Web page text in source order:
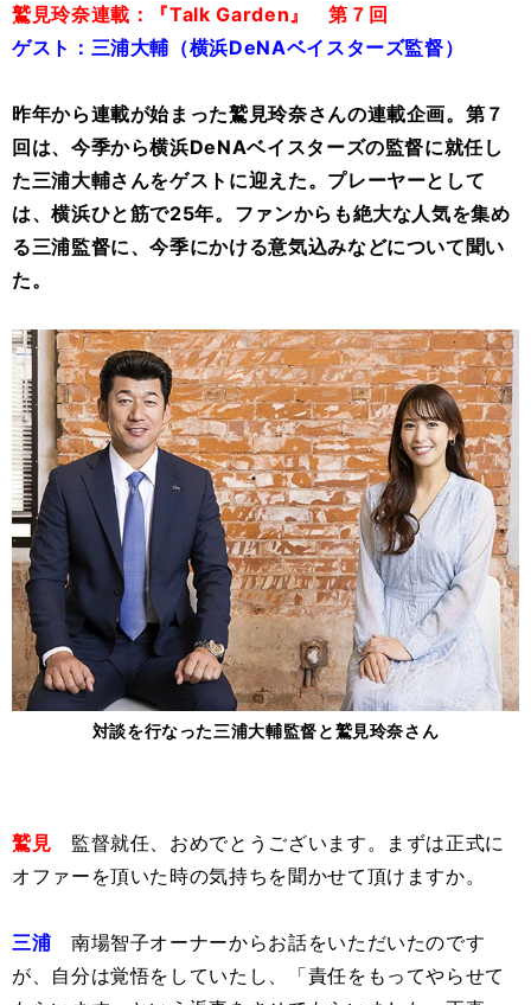
鷲見玲奈連載：『Talk Garden』 第７回
ゲスト：三浦大輔（横浜DeNAベイスターズ監督）
昨年から連載が始まった鷲見玲奈さんの連載企画。第７
回は、今季から横浜DeNAベイスターズの監督に就任し
た三浦大輔さんをゲストに迎えた。プレーヤーとして
は、横浜ひと筋で25年。ファンからも絶大な人気を集め
る三浦監督に、今季にかける意気込みなどについて聞い
た。
対談を行なった三浦大輔監督と鷲見玲奈さん
鷲見 監督就任、おめでとうございます。まずは正式に
オファーを頂いた時の気持ちを聞かせて頂けますか。
三浦 南場智子オーナーからお話をいただいたのです
が、自分は覚悟をしていたし、「責任をもってやらせて